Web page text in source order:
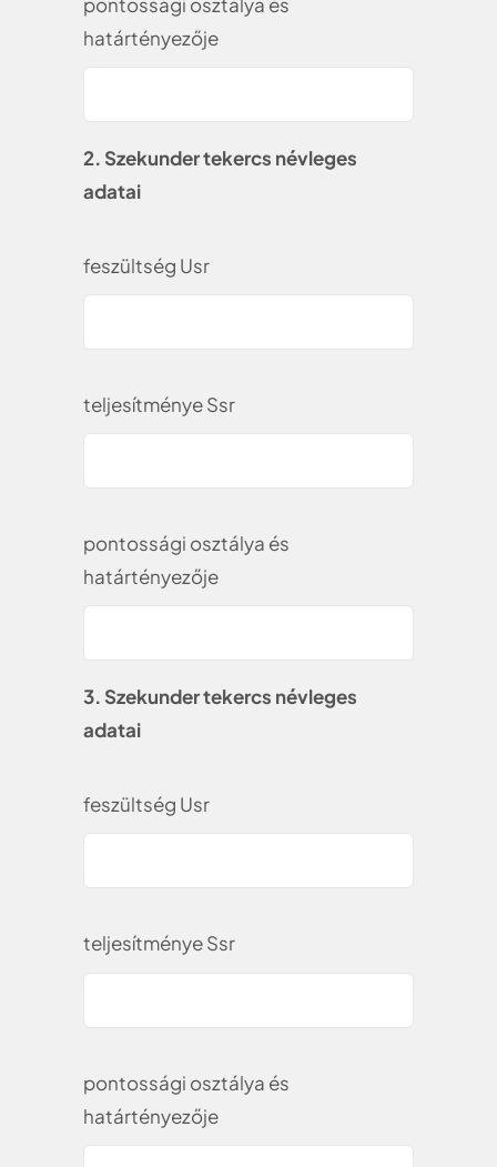
határtényezője
2. Szekunder tekercs névleges
adatai
feszültség Usr
teljesítménye Ssr
pontossági osztálya és
határtényezője
3. Szekunder tekercs névleges
adatai
feszültség Usr
teljesítménye Ssr
pontossági osztálya és
határtényezője